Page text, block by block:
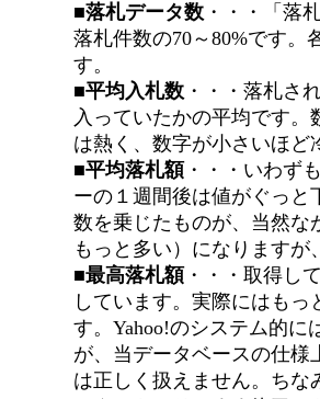
■落札データ数 ・・・「落
落札件数の70～80%です。
す。
■平均入札数 ・・・落札さ
入っていたかの平均です
は熱く、数字が小さいほど
■平均落札額 ・・・いわず
ーの１週間後は値がぐっと
数を乗じたものが、当然な
もっと多い）になります
■最高落札額 ・・・取得し
しています。実際にはも
す。Yahoo!のシステム的に
が、当データベースの仕様
は正しく扱えません。ちな